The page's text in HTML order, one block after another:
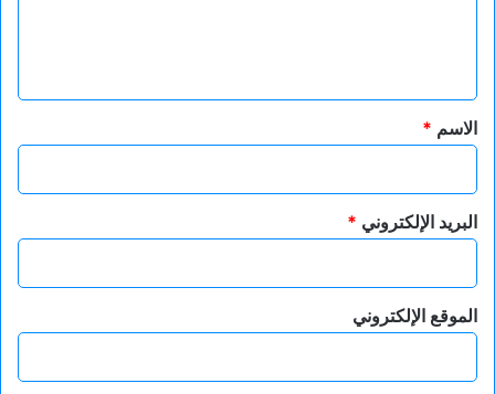
*
الاسم *
البريد الإلكتروني *
الموقع الإلكتروني